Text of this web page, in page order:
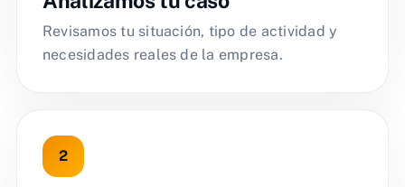
Revisamos tu situación, tipo de actividad y
necesidades reales de la empresa.